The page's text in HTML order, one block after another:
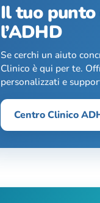
Il tuo
l’ADHD
Se cerchi un aiuto
Clinico è qui per te.
personalizzati e
Centro Clinico